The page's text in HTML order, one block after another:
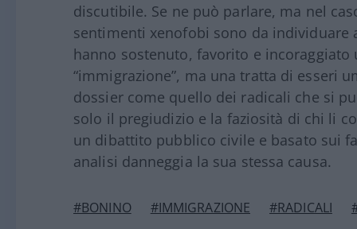
discutibile. Se ne può parlare, ma nel
sentimenti xenofobi sono da individuare
hanno sostenuto, favorito e
“immigrazione”, ma una tratta di esseri
dossier come quello dei radicali che si
solo il pregiudizio e la faziosità di chi li
un dibattito pubblico civile e basato sui
analisi danneggia la sua stessa causa.
#BONINO #IMMIGRAZIONE #RADICALI